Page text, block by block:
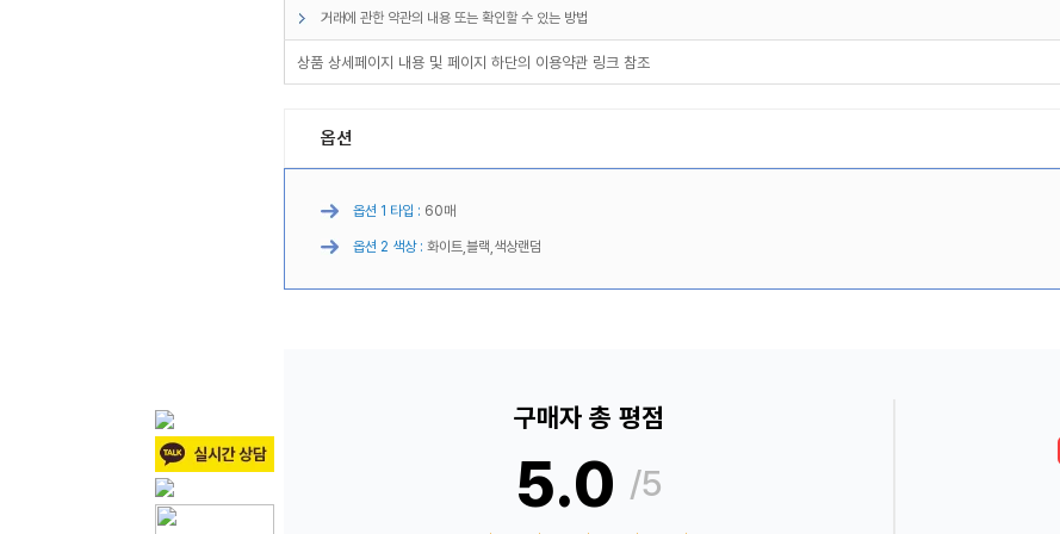
거래에 관한 약관의 내용 또는 확인할 수 있는 방법
상품 상세페이지 내용 및 페이지 하단의 이용약관 링크 참조
옵션
옵션 1 타입 : 60매
옵션 2 색상 : 화이트,블랙,색상랜덤
구매자 총 평점
5.0 /5